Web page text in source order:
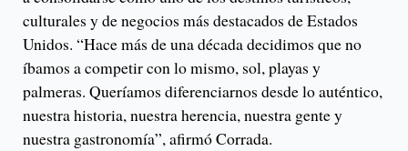
culturales y de negocios más destacados de Estados
Unidos. “Hace más de una década decidimos que no
íbamos a competir con lo mismo, sol, playas y
palmeras. Queríamos diferenciarnos desde lo auténtico,
nuestra historia, nuestra herencia, nuestra gente y
nuestra gastronomía”, afirmó Corrada.